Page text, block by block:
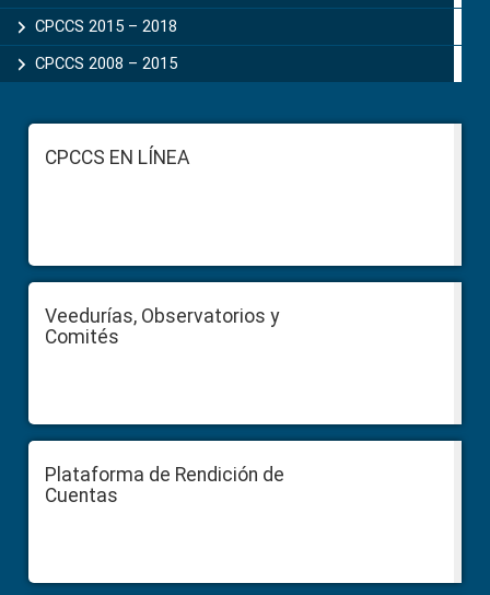
CPCCS 2015 – 2018
CPCCS 2008 – 2015
FooterCPCCS EN LÍNEA
Veedurías, Observatorios y
Comités
Plataforma de Rendición de
Cuentas